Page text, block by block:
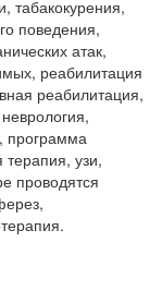
табакокурения,
поведения,
атак,
реабилитация
реабилитация,
программа
узи,
проводятся